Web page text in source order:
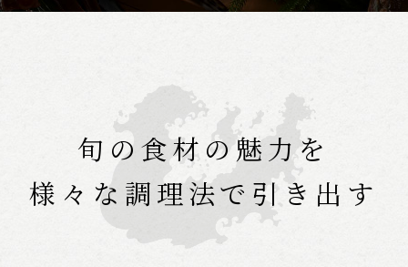
旬の食材の魅力を
様々な調理法で引き出す